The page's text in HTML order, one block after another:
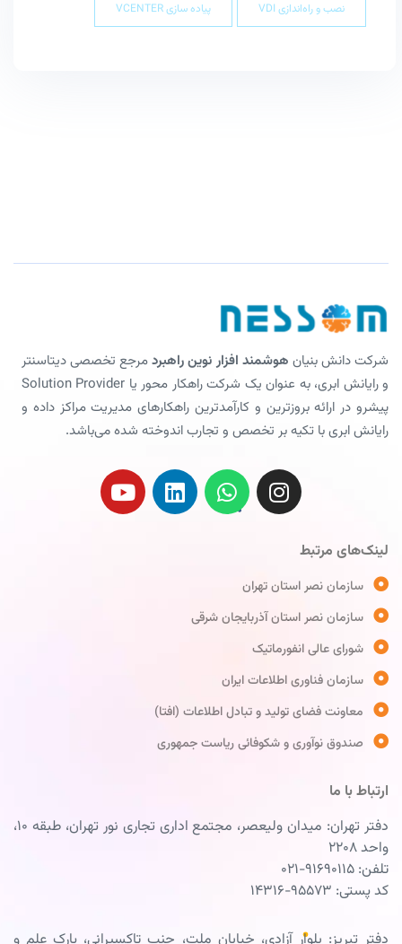
نصب و راه‌اندازی VDI پیاده سازی VCENTER
شرکت دانش بنیان هوشمند افزار نوین راهبردمرجع تخصصی دیتاسنتر
و رایانش ابری، به عنوان یک شرکت راهکار محور یا Solution Provider
پیشرو در ارائه بروزترین و کارآمدترین راهکارهای مدیریت مراکز داده و
رایانش ابری با تکیه بر تخصص و تجارب اندوخته شده می‌باشد.
لینک‌های مرتبط
سازمان نصر استان تهران
سازمان نصر استان آذربایجان شرقی
شورای عالی انفورماتیک
سازمان فناوری اطلاعات ایران
معاونت فضای تولید و تبادل اطلاعات (افتا)
صندوق نوآوری و شکوفائی ریاست جمهوری
ارتباط با ما
دفتر تهران: میدان ولیعصر، مجتمع اداری تجاری نور تهران، طبقه ۱۰،
واحد ۲۲۰۸
تلفن: ۹۱۶۹۰۱۱۵-۰۲۱
کد پستی: ۹۵۵۷۳-۱۴۳۱۶